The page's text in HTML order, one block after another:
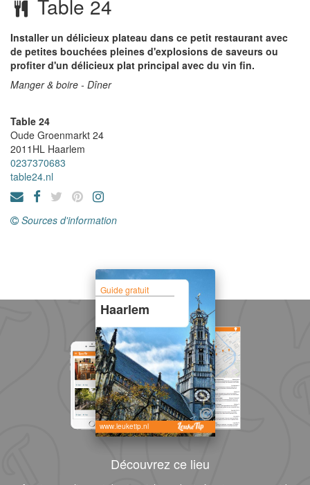
Table 24
Installer un délicieux plateau dans ce petit restaurant avec
de petites bouchées pleines d'explosions de saveurs ou
profiter d'un délicieux plat principal avec du vin fin.
Manger & boire - Dîner
Table 24
Oude Groenmarkt 24
2011HL Haarlem
0237370683
table24.nl
Sources d'information
Guide gratuit
Haarlem
www.leuketip.nl
Découvrez ce lieu